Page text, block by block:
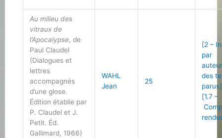
Au milieu des
vitraux de
l’Apocalypse, de
Paul Claudel
(Dialogues et
lettres
accompagnés
d’une glose.
Édition établie par
P. Claudel et J.
Petit. Éd.
Gallimard, 1966)
WAHL
Jean
25
[2 –
par
des
parus]
[1.7 –